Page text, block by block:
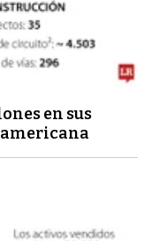
en sus